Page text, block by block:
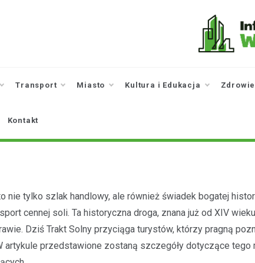
Transport Miasto Kultura i Edukacja Zdrowie
Kontakt
nie tylko szlak handlowy, ale również świadek bogatej
cennej soli. Ta historyczna droga, znana już od XIV
Dziś Trakt Solny przyciąga turystów, którzy pragną
artykule przedstawione zostaną szczegóły dotyczące